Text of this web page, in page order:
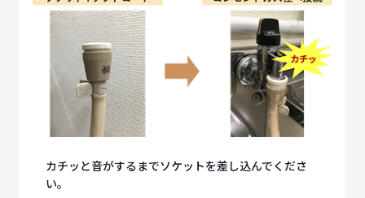
カチッと音がするまでソケットを差し込んでくださ
い。